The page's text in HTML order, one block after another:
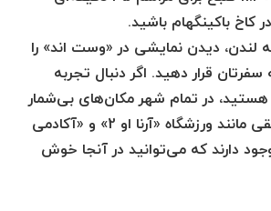
کاخ باکینگهام باشید.
لندن، دیدن نمایشی در «وست اند» را
سفرتان قرار دهید. اگر دنبال تجربه
در تمام شهر مکان‌های بی‌شمار
برگزاری موسیقی مانند ورزشگاه «آرنا او 2» و «آکادمی
دارند که می‌توانید در آنجا خوش